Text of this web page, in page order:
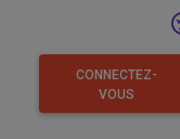
CONNECTEZ-
VOUS